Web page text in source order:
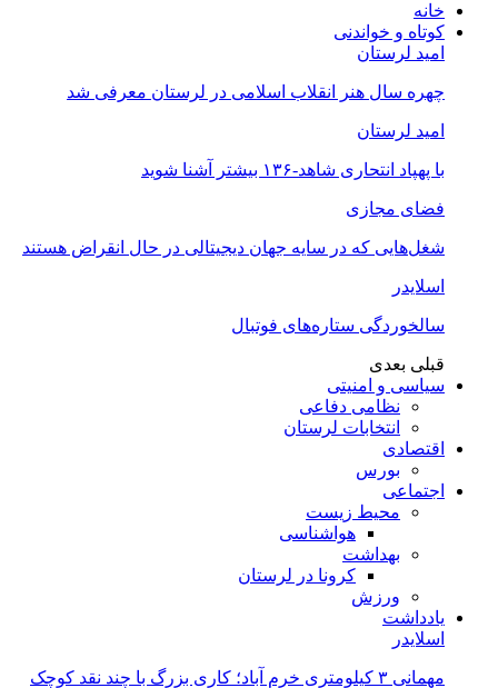
خانه
کوتاه و خواندنی
امید لرستان
چهره سال هنر انقلاب اسلامی در لرستان معرفی شد
امید لرستان
با پهپاد انتحاری شاهد-۱۳۶ بیشتر آشنا شوید
فضای مجازی
شغل‌‌هایی که در سایه جهان دیجیتالی در حال انقراض هستند
اسلایدر
سالخوردگی ستاره‌های فوتبال
قبلی بعدی
سیاسی و امنیتی
نظامی دفاعی
انتخابات لرستان
اقتصادی
بورس
اجتماعی
محیط زیست
هواشناسی
بهداشت
کرونا در لرستان
ورزش
یادداشت
اسلایدر
مهمانی ۳ کیلومتری خرم آباد؛ کاری بزرگ با چند نقد کوچک